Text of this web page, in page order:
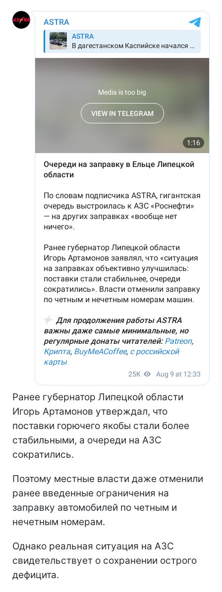
Ранее губернатор Липецкой области
Игорь Артамонов утверждал, что
поставки горючего якобы стали более
стабильными, а очереди на АЗС
сократились.
Поэтому местные власти даже отменили
ранее введенные ограничения на
заправку автомобилей по четным и
нечетным номерам.
Однако реальная ситуация на АЗС
свидетельствует о сохранении острого
дефицита.